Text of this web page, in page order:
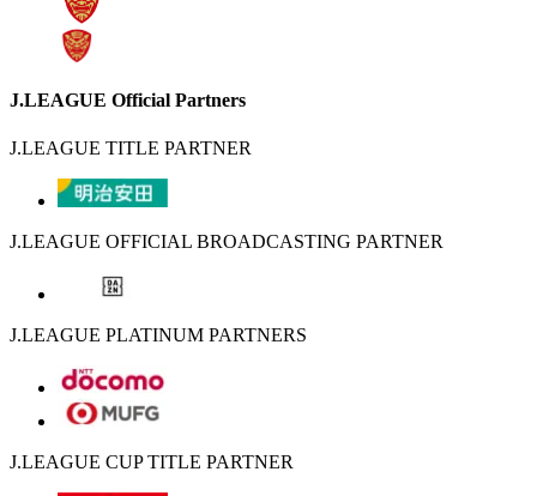
J.LEAGUE Official Partners
J.LEAGUE TITLE PARTNER
J.LEAGUE OFFICIAL BROADCASTING PARTNER
J.LEAGUE PLATINUM PARTNERS
J.LEAGUE CUP TITLE PARTNER